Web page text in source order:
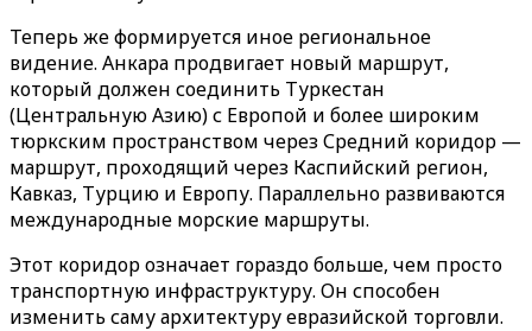
Теперь же формируется иное региональное
видение. Анкара продвигает новый маршрут,
который должен соединить Туркестан
(Центральную Азию) с Европой и более широким
тюркским пространством через Средний коридор —
маршрут, проходящий через Каспийский регион,
Кавказ, Турцию и Европу. Параллельно развиваются
международные морские маршруты.
Этот коридор означает гораздо больше, чем просто
транспортную инфраструктуру. Он способен
изменить саму архитектуру евразийской торговли.